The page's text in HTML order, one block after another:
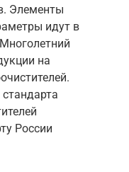
Элементы
идут в
на
России